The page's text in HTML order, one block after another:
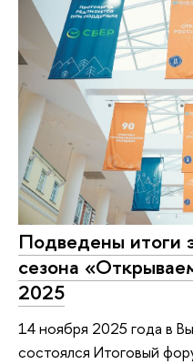
Подведены итоги
сезона
2025
14 ноября 2025 года в
состоялся Итоговый